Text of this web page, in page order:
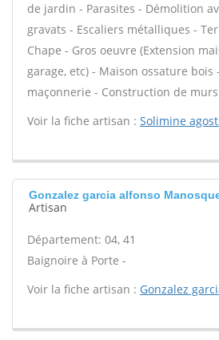
de jardin - Parasites - Démolition
gravats - Escaliers métalliques -
Chape - Gros oeuvre (Extension
garage, etc) - Maison ossature bois
maçonnerie - Construction de
Voir la fiche artisan : Solimine
Gonzalez garcia alfonso
Artisan
Département: 04, 41
Baignoire à Porte -
Voir la fiche artisan : Gonzalez